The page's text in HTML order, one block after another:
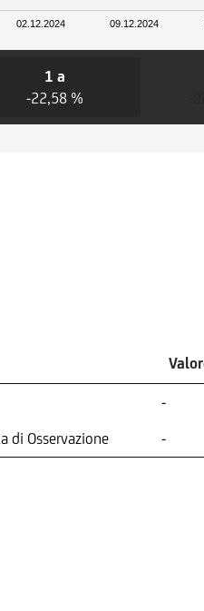
02.12.2024 09.12.2024
1 a
-22,58 %
-
di Osservazione -